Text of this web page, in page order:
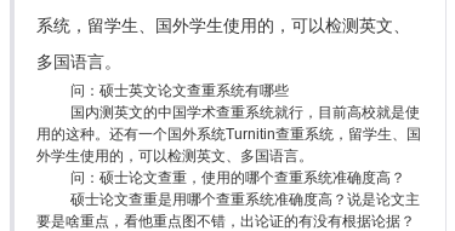
系统，留学生、国外学生使用的，可以检测英文、
多国语言。
问：硕士英文论文查重系统有哪些
国内测英文的中国学术查重系统就行，目前高校就是使
用的这种。还有一个国外系统Turnitin查重系统，留学生、国
外学生使用的，可以检测英文、多国语言。
问：硕士论文查重，使用的哪个查重系统准确度高？
硕士论文查重是用哪个查重系统准确度高？说是论文主
要是啥重点，看他重点图不错，出论证的有没有根据论据？